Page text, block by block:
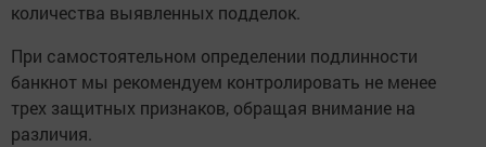
количества выявленных подделок.
При самостоятельном определении подлинности
банкнот мы рекомендуем контролировать не менее
трех защитных признаков, обращая внимание на
различия.